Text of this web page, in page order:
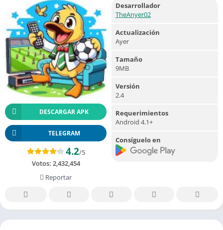
DESCARGAR APK
TELEGRAM
4.2/5
Votos: 2,432,454
Reportar
Desarrollador
TheAnyer02
Actualización
Ayer
Tamaño
9MB
Versión
2.4
Requerimientos
Android 4.1+
Consíguelo en